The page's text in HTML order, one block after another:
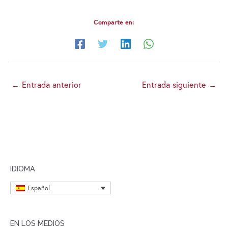
Comparte en:
← Entrada anterior Entrada siguiente →
IDIOMA
Español
EN LOS MEDIOS